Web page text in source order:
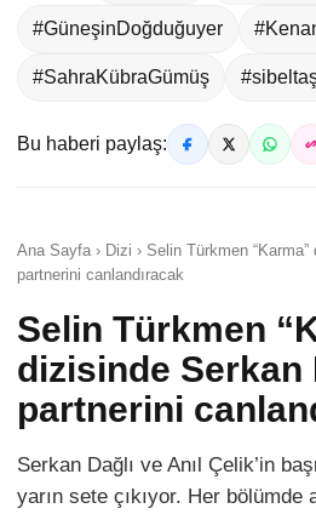
#GüneşinDoğduğuyer
#SahraKübraGümüş
Bu haberi paylaş:
Ana Sayfa › Dizi › Selin Türkmen “Karma”
partnerini canlandıracak
Selin Türkmen
dizisinde Serkan
partnerini
Serkan Dağlı ve Anıl Çelik’in
yarın sete çıkıyor. Her bölümde